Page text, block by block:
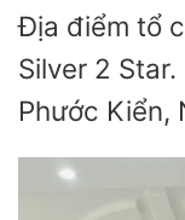
Địa điểm tổ
Silver 2
Phước Kiển,